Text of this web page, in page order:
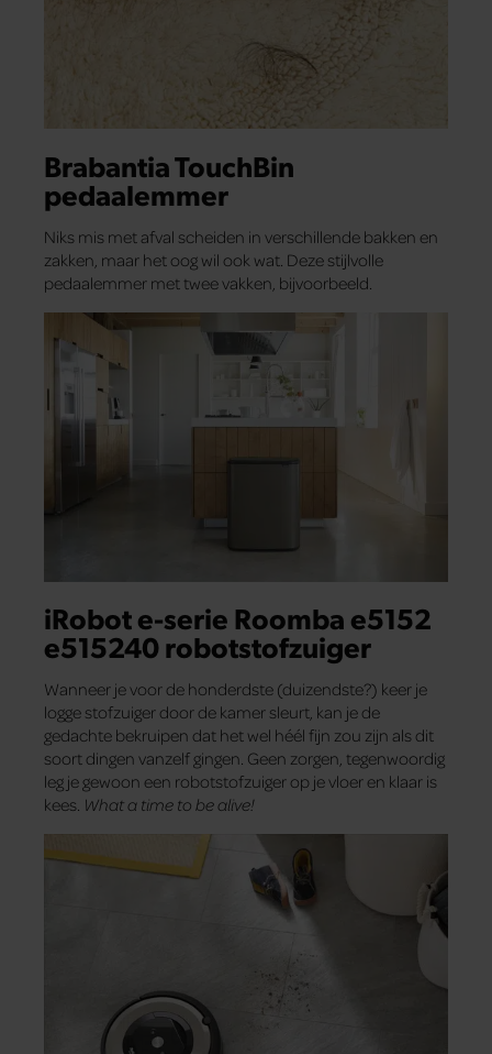
Brabantia TouchBin
pedaalemmer
Niks mis met afval scheiden in verschillende bakken en
zakken, maar het oog wil ook wat. Deze stijlvolle
pedaalemmer met twee vakken, bijvoorbeeld.
iRobot e-serie Roomba e5152
e515240 robotstofzuiger
Wanneer je voor de honderdste (duizendste?) keer je
logge stofzuiger door de kamer sleurt, kan je de
gedachte bekruipen dat het wel héél fijn zou zijn als dit
soort dingen vanzelf gingen. Geen zorgen, tegenwoordig
leg je gewoon een robotstofzuiger op je vloer en klaar is
kees. What a time to be alive!